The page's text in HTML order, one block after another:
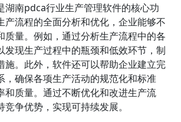
湖南pdca行业生产管理软件的核心功
产流程的全面分析和优化，企业能够不
质量。例如，通过分析生产流程中的各
发现生产过程中的瓶颈和低效环节，制
施。此外，软件还可以帮助企业建立完
，确保各项生产活动的规范化和标准
和质量。通过不断优化和改进生产流
争优势，实现可持续发展。